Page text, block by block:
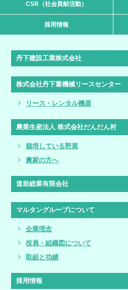
CSR（社会貢献活動）
採用情報
丹下建設工業株式会社
株式会社丹下重機械リースセンター
リース・レンタル機器
農業生産法人 株式会社だんだん村
栽培している野菜
農家の方へ
道前総業有限会社
マルタングループについて
企業理念
役員・組織図について
取組と功績
採用情報